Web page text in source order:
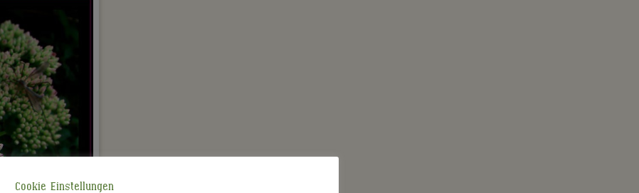
Cookie Einstellungen